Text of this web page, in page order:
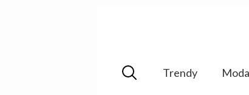
Trendy Moda